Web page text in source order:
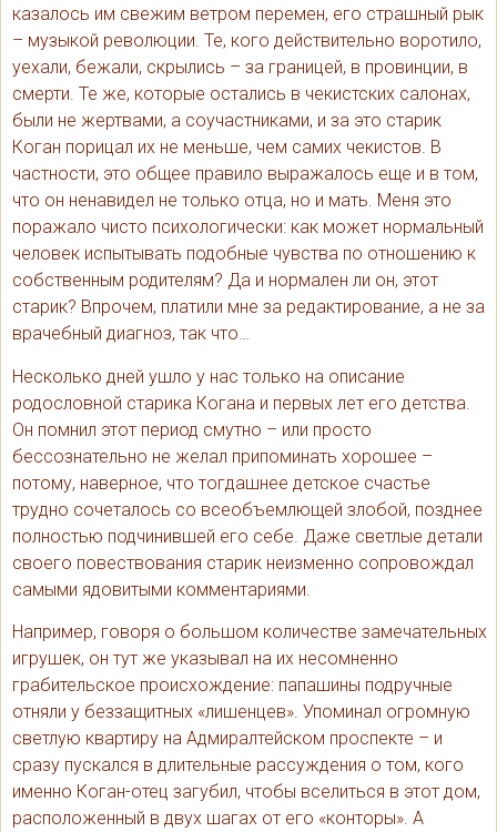
казалось им свежим ветром перемен, его страшный рык
– музыкой революции. Те, кого действительно воротило,
уехали, бежали, скрылись – за границей, в провинции, в
смерти. Те же, которые остались в чекистских салонах,
были не жертвами, а соучастниками, и за это старик
Коган порицал их не меньше, чем самих чекистов. В
частности, это общее правило выражалось еще и в том,
что он ненавидел не только отца, но и мать. Меня это
поражало чисто психологически: как может нормальный
человек испытывать подобные чувства по отношению к
собственным родителям? Да и нормален ли он, этот
старик? Впрочем, платили мне за редактирование, а не за
врачебный диагноз, так что…
Несколько дней ушло у нас только на описание
родословной старика Когана и первых лет его детства.
Он помнил этот период смутно – или просто
бессознательно не желал припоминать хорошее –
потому, наверное, что тогдашнее детское счастье
трудно сочеталось со всеобъемлющей злобой, позднее
полностью подчинившей его себе. Даже светлые детали
своего повествования старик неизменно сопровождал
самыми ядовитыми комментариями.
Например, говоря о большом количестве замечательных
игрушек, он тут же указывал на их несомненно
грабительское происхождение: папашины подручные
отняли у беззащитных «лишенцев». Упоминал огромную
светлую квартиру на Адмиралтейском проспекте – и
сразу пускался в длительные рассуждения о том, кого
именно Коган-отец загубил, чтобы вселиться в этот дом,
расположенный в двух шагах от его «конторы». А